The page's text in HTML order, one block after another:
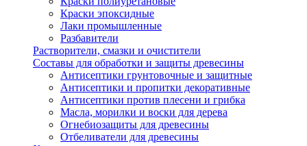
Краски эпоксидные
Лаки промышленные
Разбавители
Растворители, смазки и очистители
Составы для обработки и защиты древесины
Антисептики грунтовочные и защитные
Антисептики и пропитки декоративные
Антисептики против плесени и грибка
Масла, морилки и воски для дерева
Огнебиозащиты для древесины
Отбеливатели для древесины